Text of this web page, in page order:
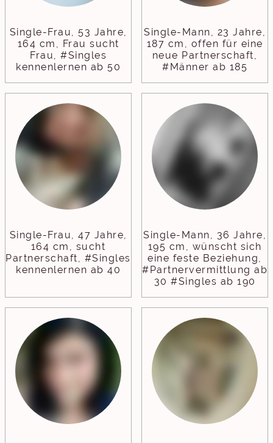
Single-Frau, 53 Jahre,
164 cm, Frau sucht
Frau, #Singles
kennenlernen ab 50
Single-Mann, 23 Jahre,
187 cm, offen für eine
neue Partnerschaft,
#Männer ab 185
Single-Frau, 47 Jahre,
164 cm, sucht
Partnerschaft, #Singles
kennenlernen ab 40
Single-Mann, 36 Jahre,
195 cm, wünscht sich
eine feste Beziehung,
#Partnervermittlung ab
30 #Singles ab 190